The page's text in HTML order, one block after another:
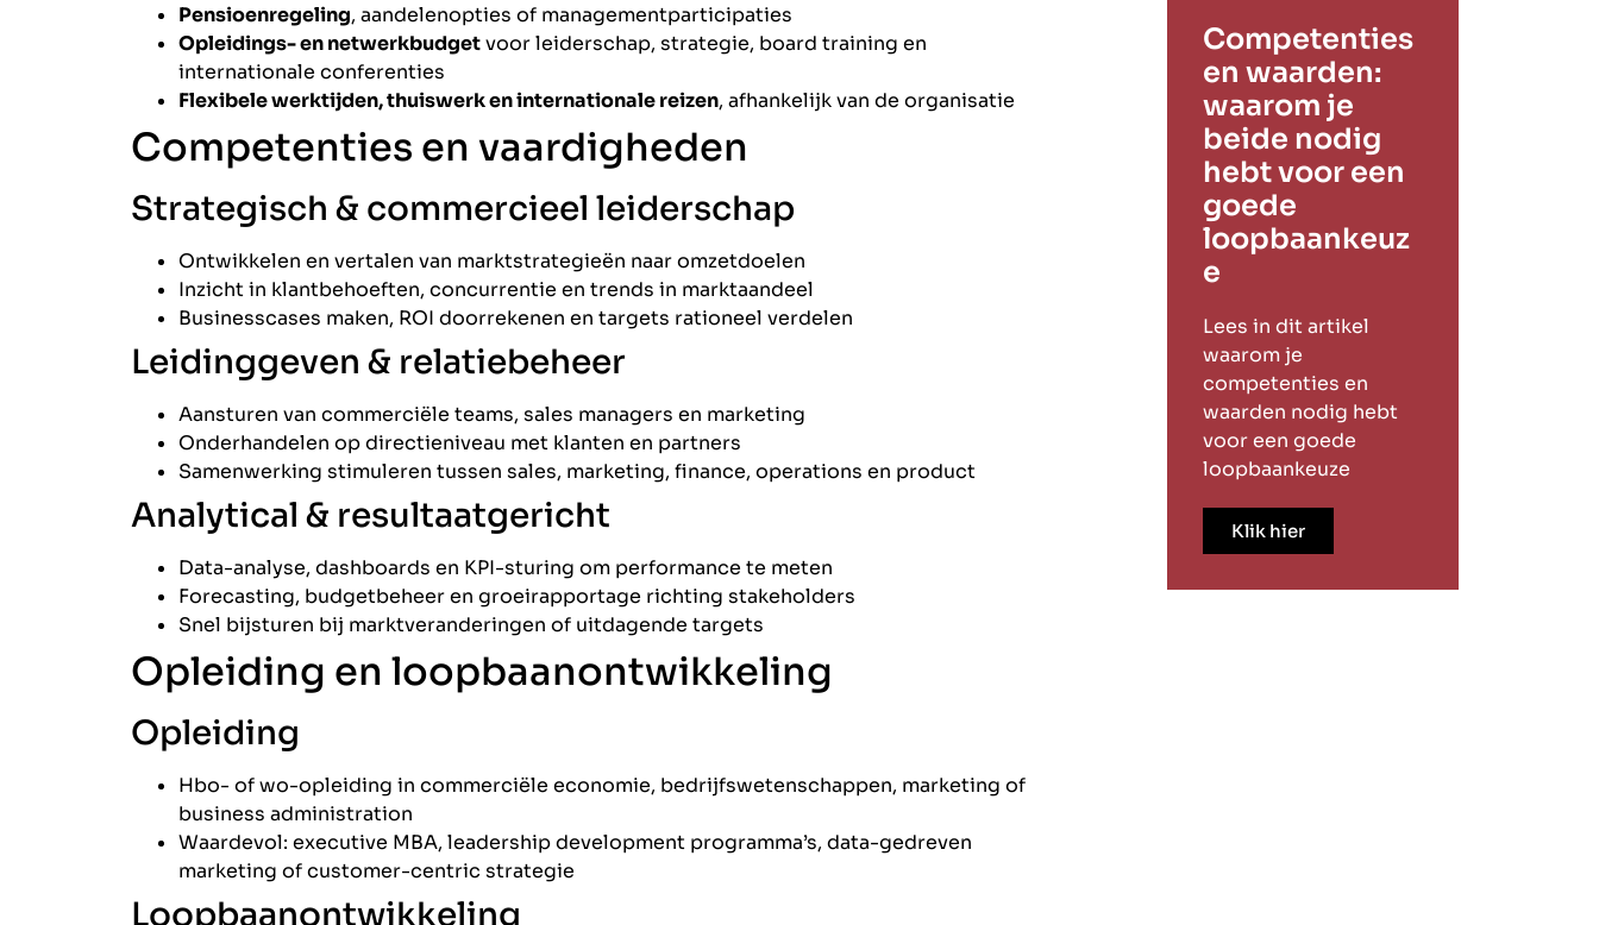
Pensioenregeling, aandelenopties of managementparticipaties
Opleidings- en netwerkbudgetvoor leiderschap, strategie, board training en
internationale conferenties
Flexibele werktijden, thuiswerk en internationale reizen, afhankelijk van de organisatie
Competenties en vaardigheden
Strategisch & commercieel leiderschap
Ontwikkelen en vertalen van marktstrategieën naar omzetdoelen
Inzicht in klantbehoeften, concurrentie en trends in marktaandeel
Businesscases maken, ROI doorrekenen en targets rationeel verdelen
Leidinggeven & relatiebeheer
Aansturen van commerciële teams, sales managers en marketing
Onderhandelen op directieniveau met klanten en partners
Samenwerking stimuleren tussen sales, marketing, finance, operations en product
Analytical & resultaatgericht
Data-analyse, dashboards en KPI-sturing om performance te meten
Forecasting, budgetbeheer en groeirapportage richting stakeholders
Snel bijsturen bij marktveranderingen of uitdagende targets
Opleiding en loopbaanontwikkeling
Opleiding
Hbo- of wo-opleiding in commerciële economie, bedrijfswetenschappen, marketing of
business administration
Waardevol: executive MBA, leadership development programma’s, data-gedreven
marketing of customer-centric strategie
Loopbaanontwikkeling
Competenties
en waarden:
waarom je
beide nodig
hebt voor een
goede
loopbaankeuz
e
Lees in dit artikel
waarom je
competenties en
waarden nodig hebt
voor een goede
loopbaankeuze
Klik hier